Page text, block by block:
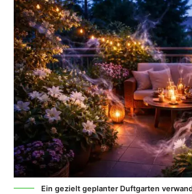
Ein gezielt geplanter Duftgarten